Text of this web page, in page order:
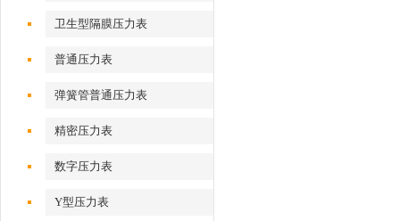
卫生型隔膜压力表
普通压力表
弹簧管普通压力表
精密压力表
数字压力表
Y型压力表